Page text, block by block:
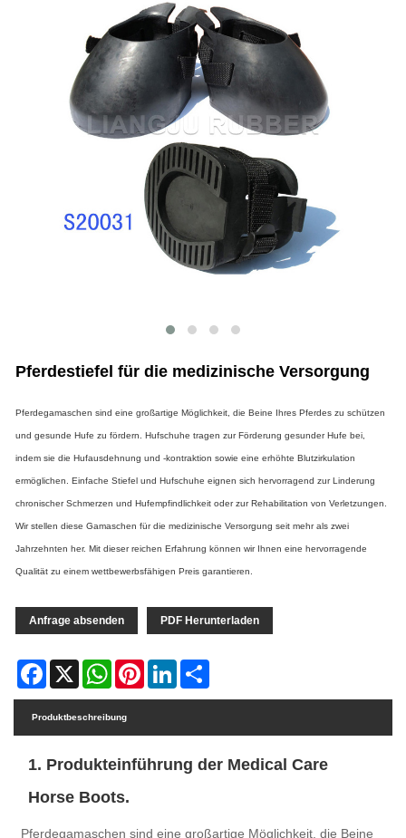
Pferdestiefel für die medizinische Versorgung
Pferdegamaschen sind eine großartige Möglichkeit, die Beine Ihres Pferdes zu schützen
und gesunde Hufe zu fördern. Hufschuhe tragen zur Förderung gesunder Hufe bei,
indem sie die Hufausdehnung und -kontraktion sowie eine erhöhte Blutzirkulation
ermöglichen. Einfache Stiefel und Hufschuhe eignen sich hervorragend zur Linderung
chronischer Schmerzen und Hufempfindlichkeit oder zur Rehabilitation von Verletzungen.
Wir stellen diese Gamaschen für die medizinische Versorgung seit mehr als zwei
Jahrzehnten her. Mit dieser reichen Erfahrung können wir Ihnen eine hervorragende
Qualität zu einem wettbewerbsfähigen Preis garantieren.
Anfrage absenden PDF Herunterladen
Facebook WhatsAppPinterest LinkedIn
Produktbeschreibung
1. Produkteinführung der Medical Care
Horse Boots.
Pferdegamaschen sind eine großartige Möglichkeit, die Beine